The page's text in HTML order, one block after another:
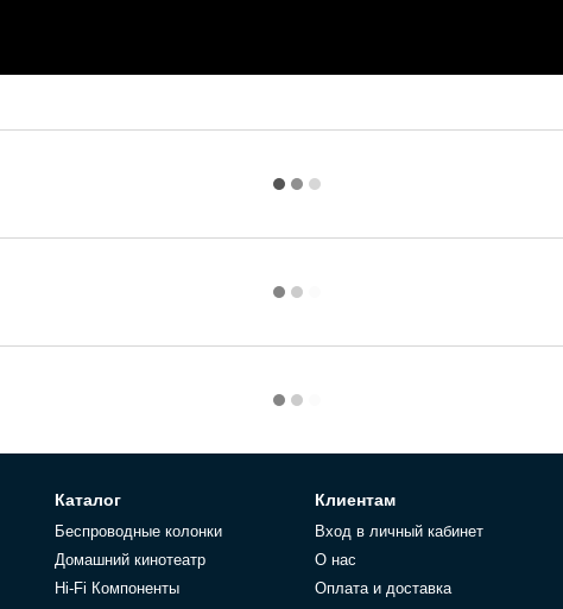
Каталог
Беспроводные колонки
Домашний кинотеатр
Hi-Fi Компоненты
Клиентам
Вход в личный кабинет
О нас
Оплата и доставка